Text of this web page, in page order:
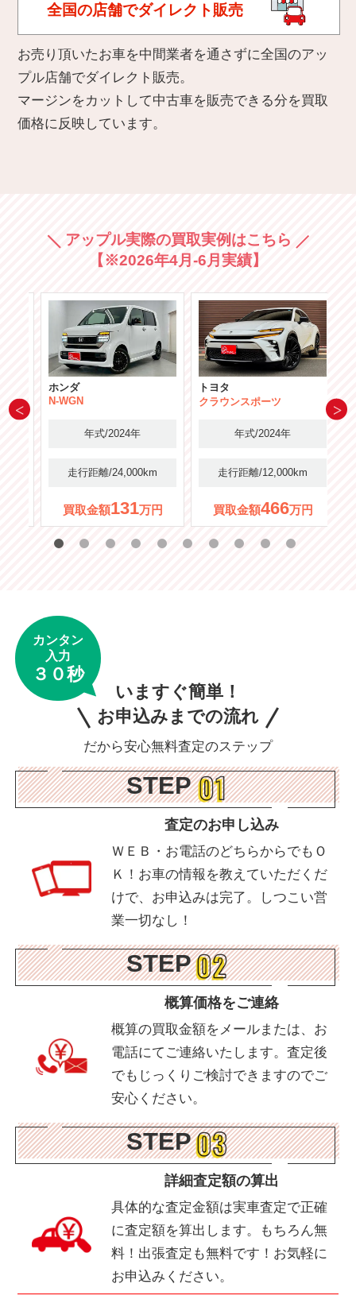
全国の店舗でダイレクト販売
お売り頂いたお車を中間業者を通さずに全国のアッ
プル店舗でダイレクト販売。
マージンをカットして中古車を販売できる分を買取
価格に反映しています。
アップル実際の買取実例はこちら
【※2026年4月-6月実績】
ホンダ
N-WGN
年式/2024年
走行距離/24,000km
買取金額131万円
トヨタ
クラウンスポーツ
年式/2024年
走行距離/12,000km
買取金額466万円
カンタン
入力
３０秒
いますぐ簡単！
お申込みまでの流れ
だから安心無料査定のステップ
STEP
査定のお申し込み
ＷＥＢ・お電話のどちらからでもＯ
Ｋ！お車の情報を教えていただくだ
けで、お申込みは完了。しつこい営
業一切なし！
STEP
概算価格をご連絡
概算の買取金額をメールまたは、お
電話にてご連絡いたします。査定後
でもじっくりご検討できますのでご
安心ください。
STEP
詳細査定額の算出
具体的な査定金額は実車査定で正確
に査定額を算出します。もちろん無
料！出張査定も無料です！お気軽に
お申込みください。